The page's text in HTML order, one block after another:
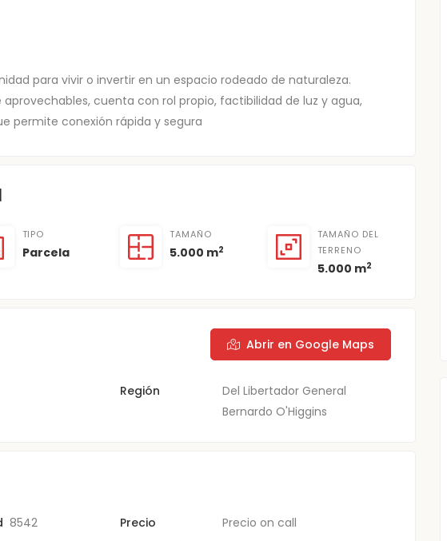
para vivir o invertir en un espacio rodeado de naturaleza.
cuenta con rol propio, factibilidad de luz y agua,
permite conexión rápida y segura
TIPO
Parcela
TAMAÑO
5.000 m2
TAMAÑO DEL
TERRENO
5.000 m2
Abrir en Google Maps
Región
Del Libertador General
Bernardo O'Higgins
8542 Precio
Precio on call